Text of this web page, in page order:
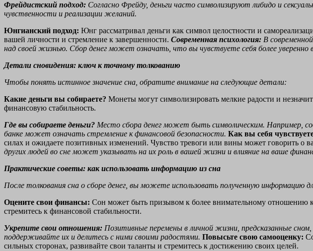
Фрейдистский подход: Согласно Фрейду, деньги часто символизируют либидо и
чувственности и реализации желаний.
Юнгианский подход: Юнг рассматривал деньги как символ целостности и
вашей личности и стремление к завершенности. Современная психология: В
над своей жизнью. Сбор денег может означать, что вы чувствуете себя более уверенно
Детали сновидения: ключ к точному толкованию
Чтобы понять истинное значение сна, обратите внимание на следующие детали:
Какие деньги вы собираете? Монеты могут символизировать мелкие радости и
финансовую стабильность.
Где вы собираете деньги? Место сбора денег может быть символическим. Например,
банке может означать стремление к финансовой безопасности. Как вы себя
силах и ожидаете позитивных изменений. Чувство тревоги или вины может говорить о
других людей во сне может указывать на их роль в вашей жизни и влияние на ваше
Практические советы: как использовать информацию из сна
После толкования сна о сборе денег, вы можете использовать полученную информацию
Оцените свои финансы: Сон может быть призывом к более внимательному отношению
стремитесь к финансовой стабильности.
Укрепите свои отношения: Позитивные перемены в личной жизни, предсказанные
поддерживайте их и делитесь с ними своими радостями. Повысьте свою самооценку:
сильных сторонах, развивайте свои таланты и стремитесь к достижению своих целей.